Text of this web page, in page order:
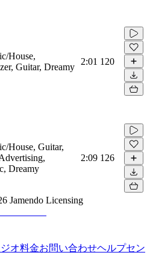
House,
Guitar, Dreamy
2:01 120
House, Guitar,
Dreamy
2:09 126
Jamendo Licensing
オ料金お問い合わせヘルプセン